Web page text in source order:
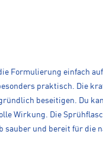
Formulierung einfach
praktisch. Die
beseitigen. Du
Wirkung. Die
sauber und bereit für die